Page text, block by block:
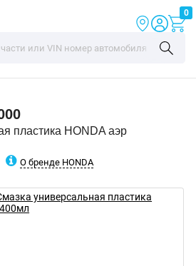
0
пластика HONDA аэр
О бренде HONDA